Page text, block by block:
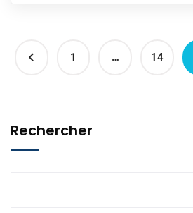
1 … 14
Rechercher